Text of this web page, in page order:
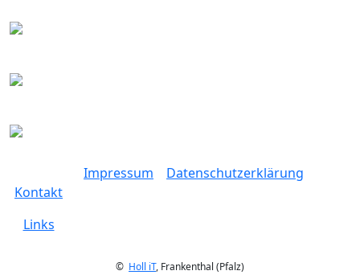
Kontakt
Impressum Datenschutzerklärung
Links
© Holl iT, Frankenthal (Pfalz)